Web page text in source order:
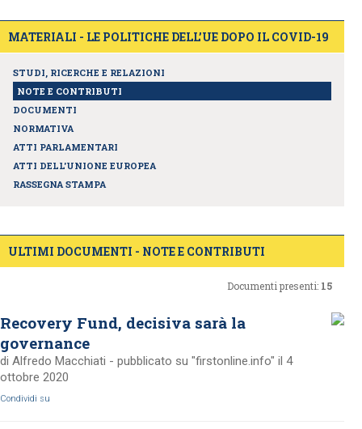
MATERIALI - LE POLITICHE DELL’UE DOPO IL COVID-19
STUDI, RICERCHE E RELAZIONI
NOTE E CONTRIBUTI
DOCUMENTI
NORMATIVA
ATTI PARLAMENTARI
ATTI DELL'UNIONE EUROPEA
RASSEGNA STAMPA
ULTIMI DOCUMENTI - NOTE E CONTRIBUTI
Documenti presenti: 15
Recovery Fund, decisiva sarà la
governance
di Alfredo Macchiati - pubblicato su "firstonline.info" il 4
ottobre 2020
Condividi su